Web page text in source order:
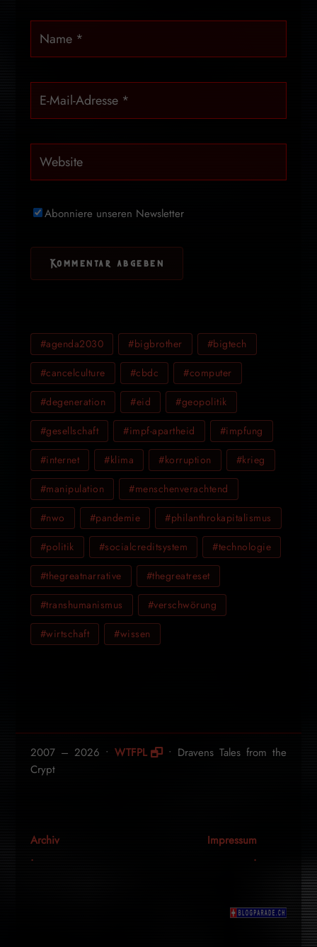
Abonniere unseren Newsletter
#agenda2030 #bigbrother #bigtech
#cancelculture #cbdc #computer
#degeneration #eid #geopolitik
#gesellschaft #impf-apartheid #impfung
#internet #klima #korruption #krieg
#manipulation #menschenverachtend
#nwo #pandemie #philanthrokapitalismus
#politik #socialcreditsystem #technologie
#thegreatnarrative #thegreatreset
#transhumanismus #verschwörung
#wirtschaft #wissen
2007 – 2026 •WTFPL
• Dravens Tales from the
Crypt
Archiv
Impressum
.
.